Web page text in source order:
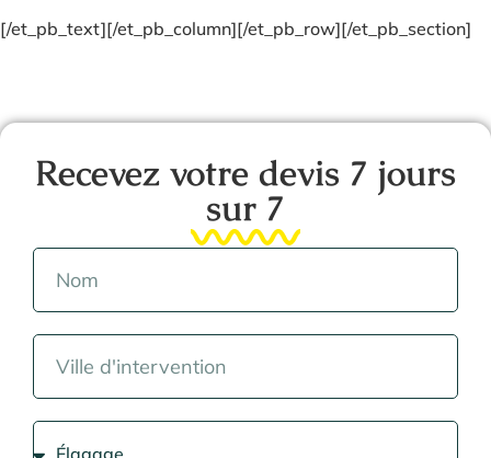
[/et_pb_text][/et_pb_column][/et_pb_row][/et_pb_section]
Recevez votre devis 7 jours
sur 7